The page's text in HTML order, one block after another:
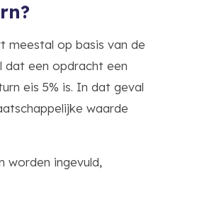
meestal op basis van de
een opdracht een
eis 5% is. In dat geval
waarde
worden ingevuld,